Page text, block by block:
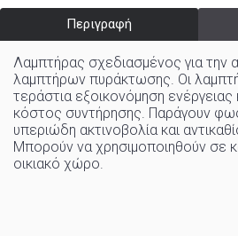
Περιγραφή
Λαμπτήρας σχεδιασμένος για την
λαμπτήρων πυράκτωσης. Οι
τεράστια εξοικονόμηση
κόστος συντήρησης. Παράγουν
υπεριώδη ακτινοβολία και
Μπορούν να χρησιμοποιηθούν σε
οικιακό χώρo.